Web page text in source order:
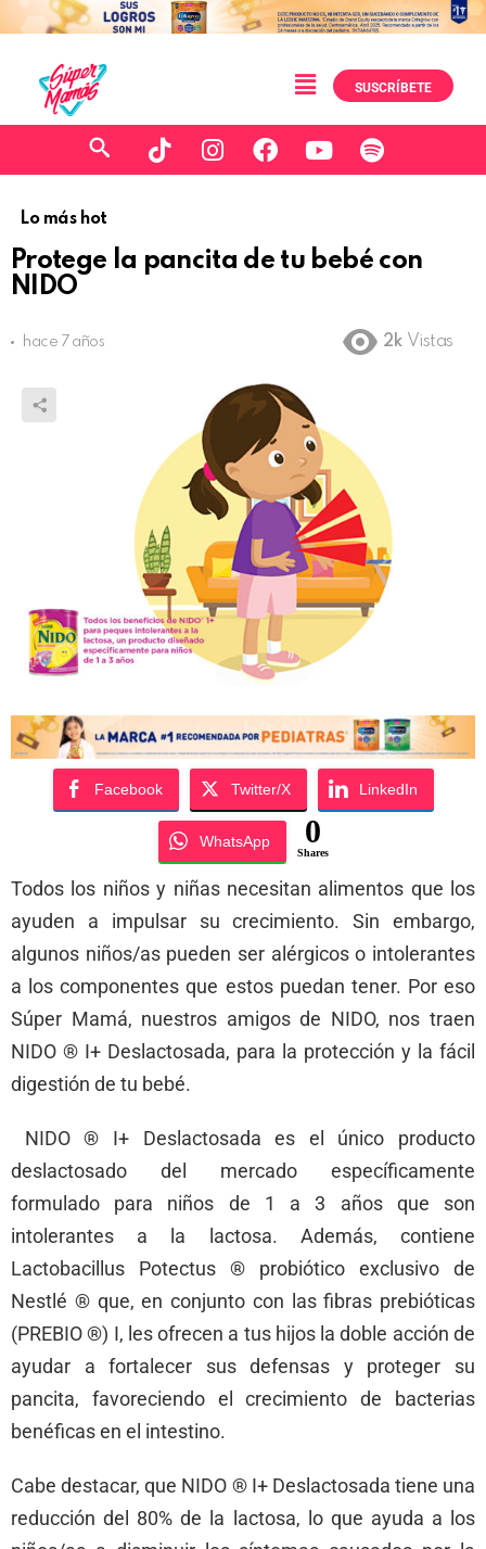
SUSCRÍBETE
Lo más hot
Protege la pancita de tu bebé con
NIDO
hace 7 años 2k Vistas
Facebook Twitter/X LinkedIn
WhatsApp 0
Shares
Todos los niños y niñas necesitan alimentos que los
ayuden a impulsar su crecimiento. Sin embargo,
algunos niños/as pueden ser alérgicos o intolerantes
a los componentes que estos puedan tener. Por eso
Súper Mamá, nuestros amigos de NIDO, nos traen
NIDO ® I+ Deslactosada, para la protección y la fácil
digestión de tu bebé.
NIDO ® I+ Deslactosada es el único producto
deslactosado del mercado específicamente
formulado para niños de 1 a 3 años que son
intolerantes a la lactosa. Además, contiene
Lactobacillus Potectus ® probiótico exclusivo de
Nestlé ® que, en conjunto con las fibras prebióticas
(PREBIO ®) I, les ofrecen a tus hijos la doble acción de
ayudar a fortalecer sus defensas y proteger su
pancita, favoreciendo el crecimiento de bacterias
benéficas en el intestino.
Cabe destacar, que NIDO ® I+ Deslactosada tiene una
reducción del 80% de la lactosa, lo que ayuda a los